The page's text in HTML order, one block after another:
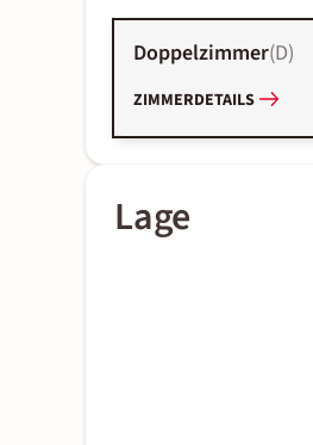
Doppelzimmer(D)
ZIMMERDETAILS
Lage